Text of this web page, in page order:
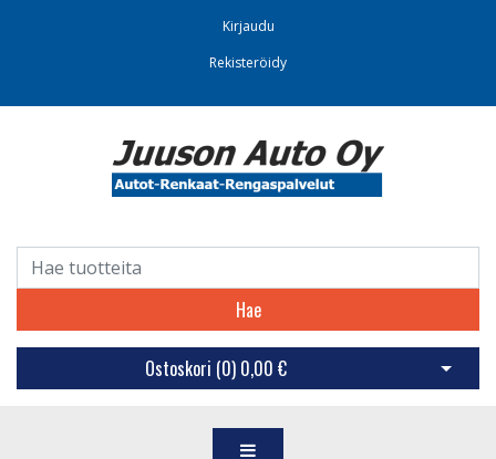
Kirjaudu
Rekisteröidy
Hae
Ostoskori (0) 0,00 € Avaa